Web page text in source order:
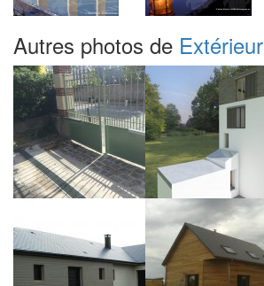
Autres photos de Extérieur